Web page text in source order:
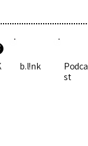
b.l!nk
Podca
st